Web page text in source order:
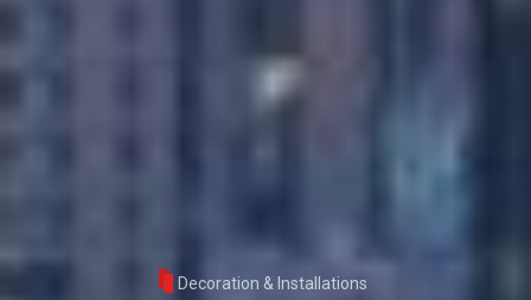
Decoration & Installations